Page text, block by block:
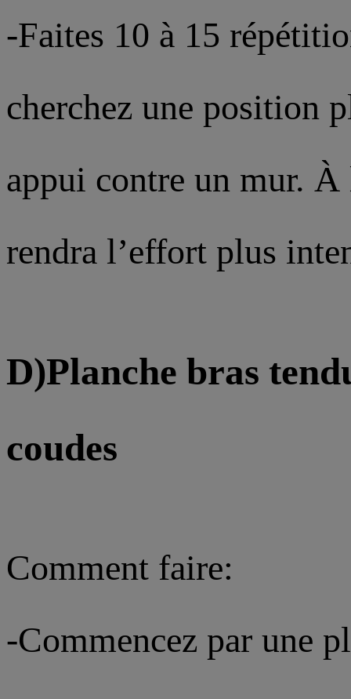
-Faites 10 à 15
cherchez une position
appui contre un mur. À
rendra l’effort plus
D)Planche bras
coudes
Comment faire:
-Commencez par une